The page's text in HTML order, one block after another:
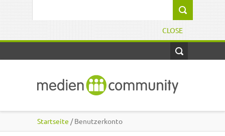
CLOSE
Startseite / Benutzerkonto